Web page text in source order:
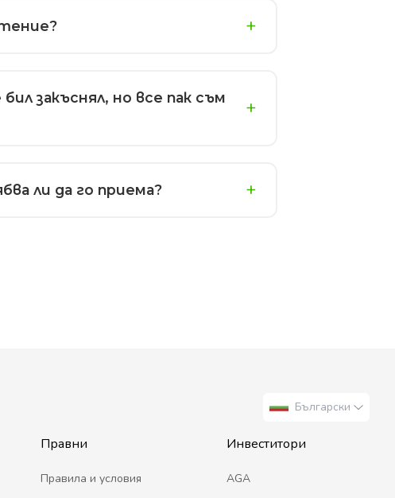
закъснял, но все пак съм
ли да го приема?
Български
Правни
Правила и условия
Инвеститори
AGA